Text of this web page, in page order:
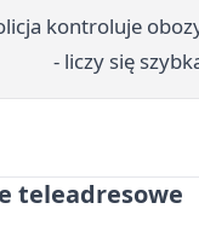
kontroluje
- liczy się
teleadresowe